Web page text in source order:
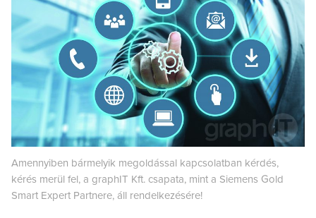
Amennyiben bármelyik megoldással kapcsolatban kérdés,
kérés merül fel, a graphIT Kft. csapata, mint a Siemens Gold
Smart Expert Partnere, áll rendelkezésére!